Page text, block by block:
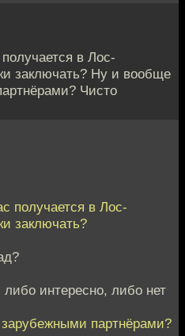
в Лос-
заключать? Ну и вообще
Чисто
получается в Лос-
заключать?
интересно, либо нет
партнёрами?